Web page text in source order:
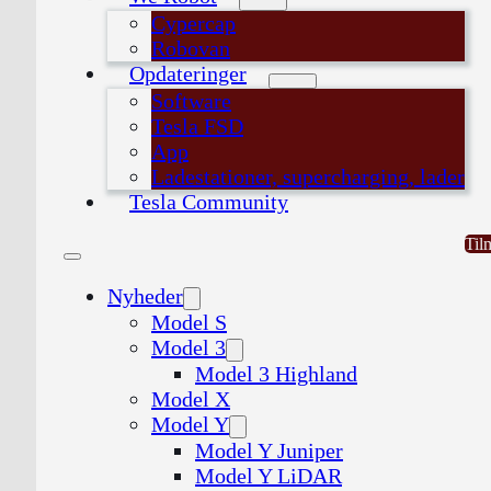
Cypercap
Robovan
Opdateringer
Software
Tesla FSD
App
Ladestationer, supercharging, lader
Tesla Community
Nyheder
Model S
Model 3
Model 3 Highland
Model X
Model Y
Model Y Juniper
Model Y LiDAR